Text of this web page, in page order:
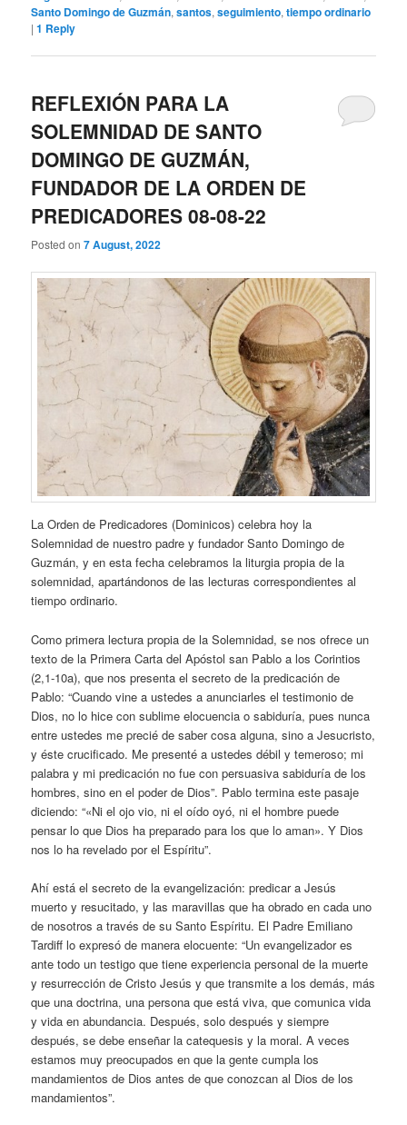
Santo Domingo de Guzmán,santos,seguimiento,tiempo ordinario
|1 Reply
REFLEXIÓN PARA LA
SOLEMNIDAD DE SANTO
DOMINGO DE GUZMÁN,
FUNDADOR DE LA ORDEN DE
PREDICADORES 08-08-22
Posted on7 August, 2022
La Orden de Predicadores (Dominicos) celebra hoy la
Solemnidad de nuestro padre y fundador Santo Domingo de
Guzmán, y en esta fecha celebramos la liturgia propia de la
solemnidad, apartándonos de las lecturas correspondientes al
tiempo ordinario.
Como primera lectura propia de la Solemnidad, se nos ofrece un
texto de la Primera Carta del Apóstol san Pablo a los Corintios
(2,1-10a), que nos presenta el secreto de la predicación de
Pablo: “Cuando vine a ustedes a anunciarles el testimonio de
Dios, no lo hice con sublime elocuencia o sabiduría, pues nunca
entre ustedes me precié de saber cosa alguna, sino a Jesucristo,
y éste crucificado. Me presenté a ustedes débil y temeroso; mi
palabra y mi predicación no fue con persuasiva sabiduría de los
hombres, sino en el poder de Dios”. Pablo termina este pasaje
diciendo: “«Ni el ojo vio, ni el oído oyó, ni el hombre puede
pensar lo que Dios ha preparado para los que lo aman». Y Dios
nos lo ha revelado por el Espíritu”.
Ahí está el secreto de la evangelización: predicar a Jesús
muerto y resucitado, y las maravillas que ha obrado en cada uno
de nosotros a través de su Santo Espíritu. El Padre Emiliano
Tardiff lo expresó de manera elocuente: “Un evangelizador es
ante todo un testigo que tiene experiencia personal de la muerte
y resurrección de Cristo Jesús y que transmite a los demás, más
que una doctrina, una persona que está viva, que comunica vida
y vida en abundancia. Después, solo después y siempre
después, se debe enseñar la catequesis y la moral. A veces
estamos muy preocupados en que la gente cumpla los
mandamientos de Dios antes de que conozcan al Dios de los
mandamientos”.